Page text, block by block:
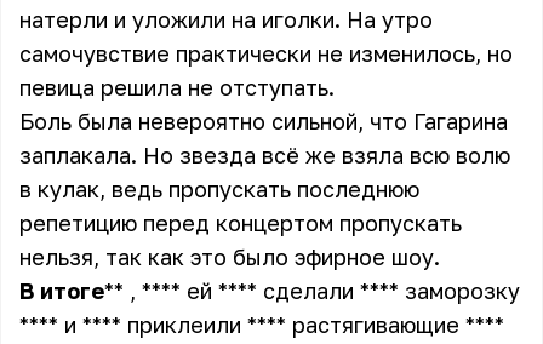
натерли и уложили на иголки. На утро
самочувствие практически не изменилось, но
певица решила не отступать.
Боль была невероятно сильной, что Гагарина
заплакала. Но звезда всё же взяла всю волю
в кулак, ведь пропускать последнюю
репетицию перед концертом пропускать
нельзя, так как это было эфирное шоу.
В итоге** , **** ей **** сделали **** заморозку
**** и **** приклеили **** растягивающие ****